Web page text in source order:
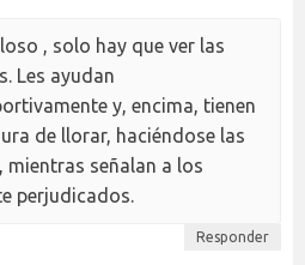
, solo hay que ver las
Les ayudan
y, encima, tienen
de llorar, haciéndose las
mientras señalan a los
perjudicados.
Responder